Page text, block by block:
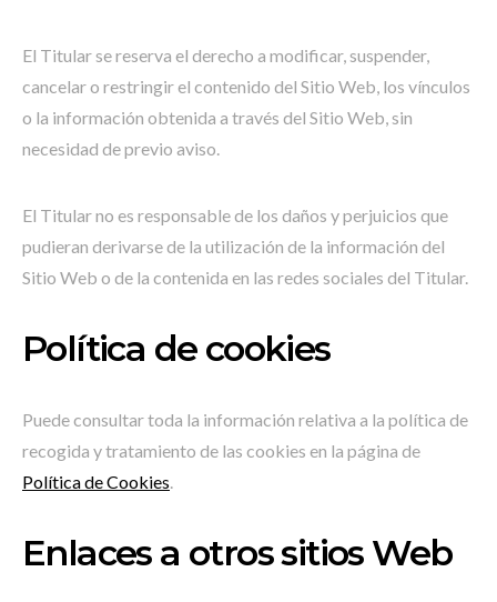
El Titular se reserva el derecho a modificar, suspender,
cancelar o restringir el contenido del Sitio Web, los vínculos
o la información obtenida a través del Sitio Web, sin
necesidad de previo aviso.
El Titular no es responsable de los daños y perjuicios que
pudieran derivarse de la utilización de la información del
Sitio Web o de la contenida en las redes sociales del Titular.
Política de cookies
Puede consultar toda la información relativa a la política de
recogida y tratamiento de las cookies en la página de
Política de Cookies.
Enlaces a otros sitios Web